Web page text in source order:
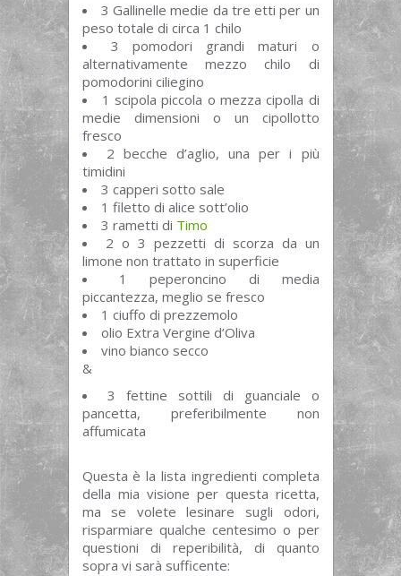
3 Gallinelle medie da tre etti per un
peso totale di circa 1 chilo
3 pomodori grandi maturi o
alternativamente mezzo chilo di
pomodorini ciliegino
1 scipola piccola o mezza cipolla di
medie dimensioni o un cipollotto
fresco
2 becche d’aglio, una per i più
timidini
3 capperi sotto sale
1 filetto di alice sott’olio
3 rametti di Timo
2 o 3 pezzetti di scorza da un
limone non trattato in superficie
1 peperoncino di media
piccantezza, meglio se fresco
1 ciuffo di prezzemolo
olio Extra Vergine d’Oliva
vino bianco secco
&
3 fettine sottili di guanciale o
pancetta, preferibilmente non
affumicata
Questa è la lista ingredienti completa
della mia visione per questa ricetta,
ma se volete lesinare sugli odori,
risparmiare qualche centesimo o per
questioni di reperibilità, di quanto
sopra vi sarà sufficente: